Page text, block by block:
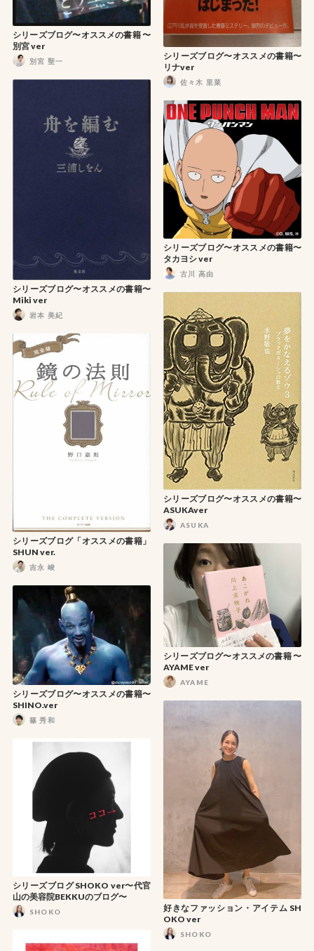
シリーズブログ〜オススメの書籍 〜
別宮 ver
別宮 聖一
シリーズブログ〜オススメの書籍〜
リナver
佐々木 里菜
シリーズブログ〜オススメの書籍〜
Miki ver
岩本 美紀
シリーズブログ〜オススメの書籍〜
タカヨシ ver
古川 高由
シリーズブログ〜オススメの書籍〜
ASUKAver
ASUKA
シリーズブログ「オススメの書籍」
SHUN ver.
吉永 峻
シリーズブログ〜オススメの書籍 〜
AYAME ver
AYAME
シリーズブログ〜オススメの書籍〜
SHINO.ver
篠 秀和
好きなファッション・アイテム SH
OKO ver
SHOKO
シリーズブログ SHOKO ver〜代官
山の美容院BEKKUのブログ〜
SHOKO